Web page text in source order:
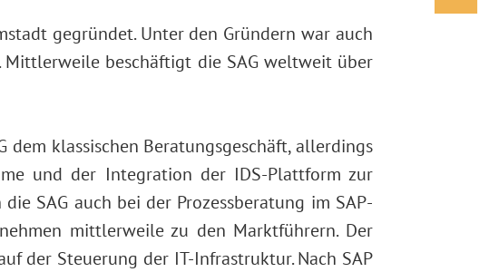
gegründet. Unter den Gründern war auch
Mittlerweile beschäftigt die SAG weltweit über
dem klassischen Beratungsgeschäft, allerdings
und der Integration der IDS-Plattform zur
SAG auch bei der Prozessberatung im SAP-
mittlerweile zu den Marktführern. Der
der Steuerung der IT-Infrastruktur. Nach SAP